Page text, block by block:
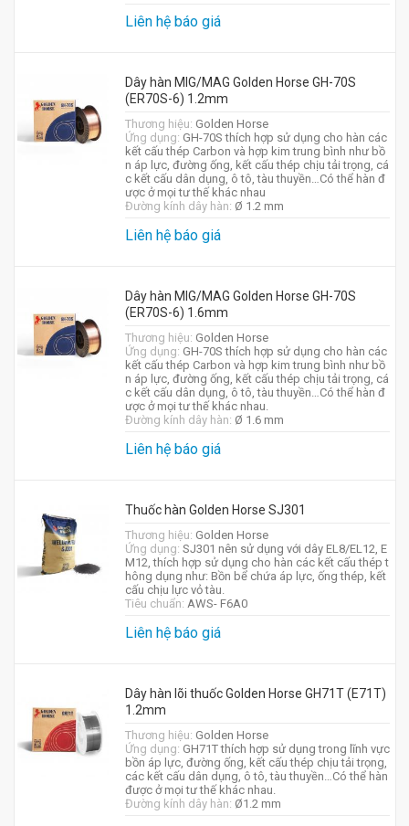
Liên hệ báo giá
Dây hàn MIG/MAG Golden Horse GH-70S
(ER70S-6) 1.2mm
Thương hiệu: Golden Horse
Ứng dụng: GH-70S thích hợp sử dụng cho hàn các
kết cấu thép Carbon và hợp kim trung bình như bồ
n áp lực, đường ống, kết cấu thép chịu tải trọng, cá
c kết cấu dân dụng, ô tô, tàu thuyền…Có thể hàn đ
ược ở mọi tư thế khác nhau
Đường kính dây hàn: Ø 1.2 mm
Liên hệ báo giá
Dây hàn MIG/MAG Golden Horse GH-70S
(ER70S-6) 1.6mm
Thương hiệu: Golden Horse
Ứng dụng: GH-70S thích hợp sử dụng cho hàn các
kết cấu thép Carbon và hợp kim trung bình như bồ
n áp lực, đường ống, kết cấu thép chịu tải trọng, cá
c kết cấu dân dụng, ô tô, tàu thuyền…Có thể hàn đ
ược ở mọi tư thế khác nhau.
Đường kính dây hàn: Ø 1.6 mm
Liên hệ báo giá
Thuốc hàn Golden Horse SJ301
Thương hiệu: Golden Horse
Ứng dụng: SJ301 nên sử dụng với dây EL8/EL12, E
M12, thích hợp sử dụng cho hàn các kết cấu thép t
hông dụng như: Bồn bể chứa áp lực, ống thép, kết
cấu chịu lực vỏ tàu.
Tiêu chuẩn: AWS- F6A0
Liên hệ báo giá
Dây hàn lõi thuốc Golden Horse GH71T (E71T)
1.2mm
Thương hiệu: Golden Horse
Ứng dụng: GH71T thích hợp sử dụng trong lĩnh vực
bồn áp lực, đường ống, kết cấu thép chịu tải trọng,
các kết cấu dân dụng, ô tô, tàu thuyền…Có thể hàn
được ở mọi tư thế khác nhau.
Đường kính dây hàn: Ø1.2 mm